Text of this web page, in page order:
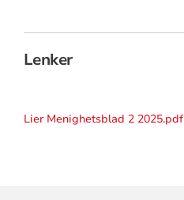
Lenker
Lier Menighetsblad 2 2025.pdf